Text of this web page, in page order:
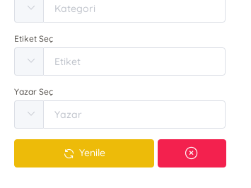
Etiket Seç
Yazar Seç
Yenile